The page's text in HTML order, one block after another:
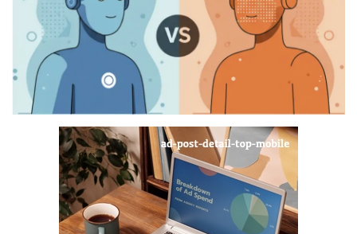
Digital Marketing
The Lounge